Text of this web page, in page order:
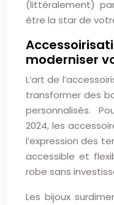
(littéralement)
être la star de
moderniser
L’art de
transformer des
personnalisés.
2024, les
l’expression des
accessible et
robe sans
Les bijoux